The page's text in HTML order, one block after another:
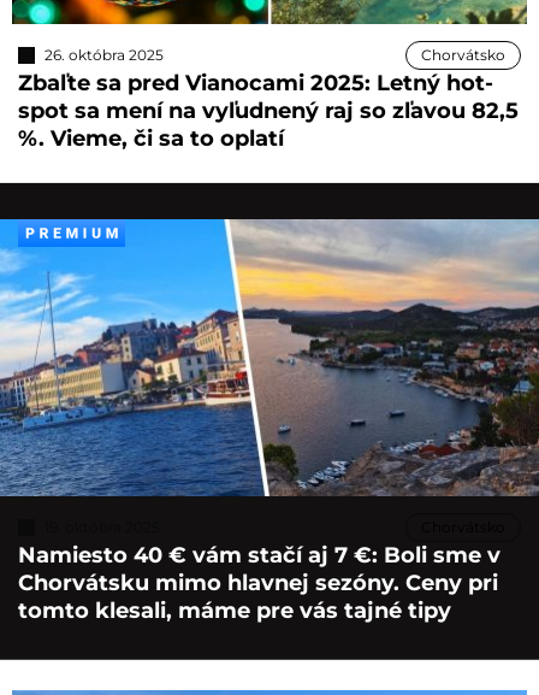
26. októbra 2025 Chorvátsko
Zbaľte sa pred Vianocami 2025: Letný hot-
spot sa mení na vyľudnený raj so zľavou 82,5
%. Vieme, či sa to oplatí
Namiesto 40 € vám stačí aj 7 €: Boli sme v
Chorvátsku mimo hlavnej sezóny. Ceny pri
tomto klesali, máme pre vás tajné tipy